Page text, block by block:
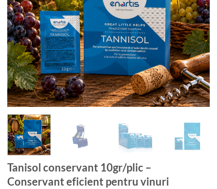
Tanisol conservant 10gr/plic –
Conservant eficient pentru vinuri